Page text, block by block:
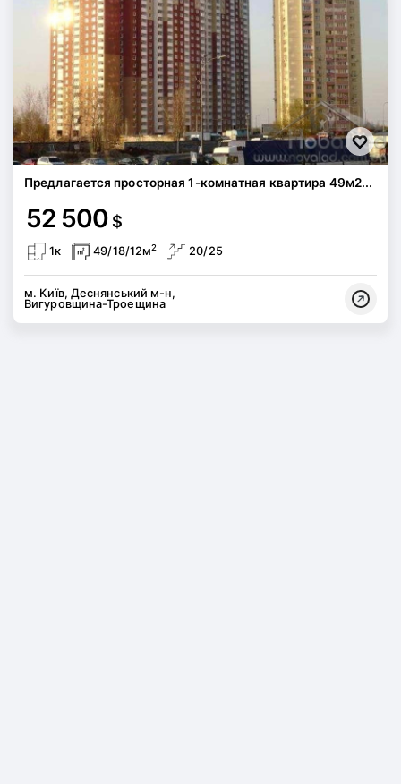
Предлагается просторная 1-комнатная квартира 49м2...
52 500 $
1к 49/18/12м2 20/25
м. Київ, Деснянський м-н,
Вигуровщина-Троещина